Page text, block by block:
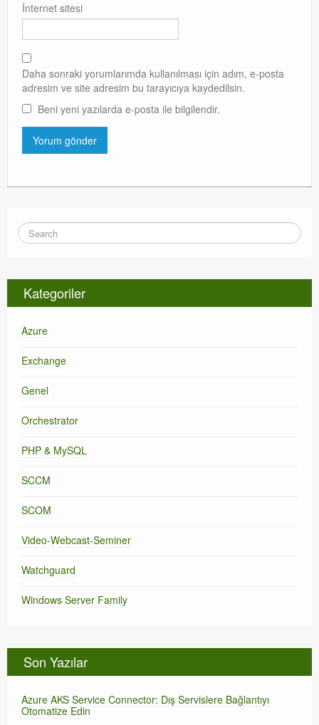
İnternet sitesi
Daha sonraki yorumlarımda kullanılması için adım, e-posta
adresim ve site adresim bu tarayıcıya kaydedilsin.
Beni yeni yazılarda e-posta ile bilgilendir.
Kategoriler
Azure
Exchange
Genel
Orchestrator
PHP & MySQL
SCCM
SCOM
Video-Webcast-Seminer
Watchguard
Windows Server Family
Son Yazılar
Azure AKS Service Connector: Dış Servislere Bağlantıyı
Otomatize Edin